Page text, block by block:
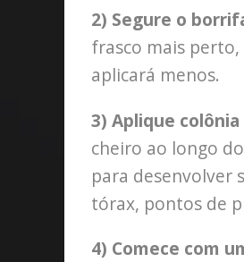
2) Segure o
frasco mais
aplicará menos.
3) Aplique
cheiro ao longo
para desenvolver
tórax, pontos de
4) Comece com